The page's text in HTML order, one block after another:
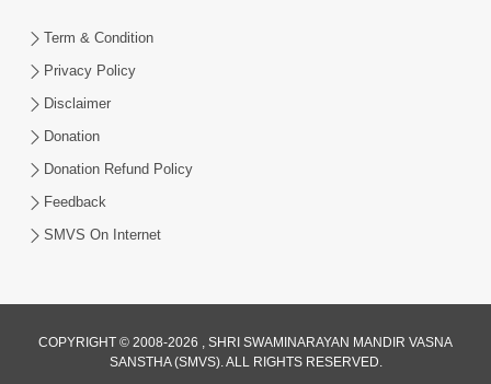
યોગીવર્ય ગોપાળાનંદસ્વામીએ સ્વામિનારાયણ
Swaminarayan | 2023
Apr 28, 2023
Term & Condition
Privacy Policy
Disclaimer
Donation
Donation Refund Policy
Feedback
SMVS On Internet
COPYRIGHT © 2008-2026 , SHRI SWAMINARAYAN MANDIR VASNA
SANSTHA (SMVS). ALL RIGHTS RESERVED.